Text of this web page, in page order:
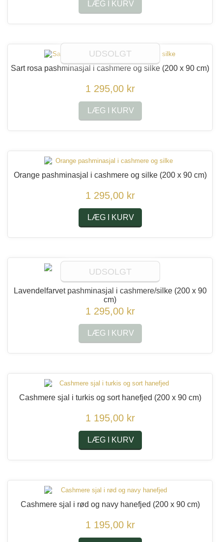
LÆG I KURV
UDSOLGT
Sart rosa pashminasjal i cashmere og silke (200 x 90 cm)
1 295,00 kr
LÆG I KURV
Orange pashminasjal i cashmere og silke (200 x 90 cm)
1 295,00 kr
LÆG I KURV
UDSOLGT
Lavendelfarvet pashminasjal i cashmere/silke (200 x 90
cm)
1 295,00 kr
LÆG I KURV
Cashmere sjal i turkis og sort hanefjed (200 x 90 cm)
1 195,00 kr
LÆG I KURV
Cashmere sjal i rød og navy hanefjed (200 x 90 cm)
1 195,00 kr